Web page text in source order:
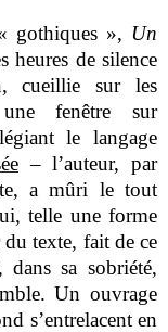
gothiques », Un
heures de silence
cueillie sur les
fenêtre sur
le langage
– l’auteur, par
a mûri le tout
telle une forme
texte, fait de ce
sa sobriété,
Un ouvrage
s’entrelacent en